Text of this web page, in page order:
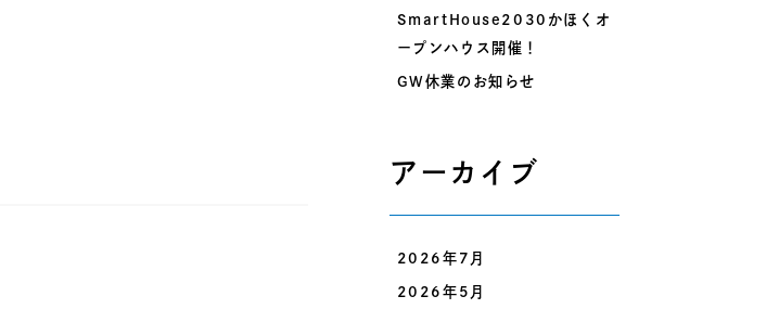
SmartHouse2030かほくオ
ープンハウス開催！
GW休業のお知らせ
アーカイブ
2026年7月
2026年5月